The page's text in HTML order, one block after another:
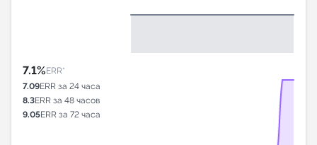
7.1%ERR*
7.09ERR за 24 часа
8.3ERR за 48 часов
9.05ERR за 72 часа